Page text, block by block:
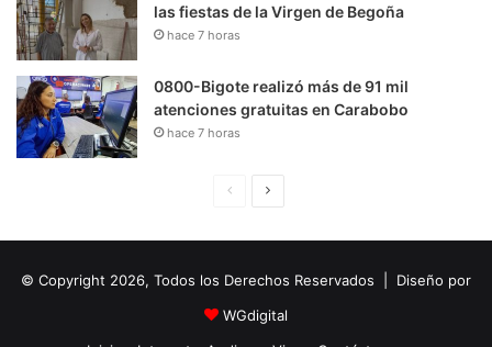
las fiestas de la Virgen de Begoña
hace 7 horas
0800-Bigote realizó más de 91 mil
atenciones gratuitas en Carabobo
hace 7 horas
i
n
u
i
© Copyright 2026, Todos los Derechos Reservados | Diseño por
WGdigital